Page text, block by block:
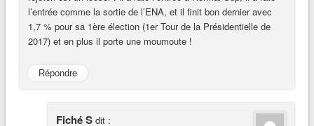
l’entrée comme la sortie de l’ENA, et il finit bon dernier avec
1,7 % pour sa 1ère élection (1er Tour de la Présidentielle de
2017) et en plus il porte une moumoute !
Répondre
Fiché S dit :